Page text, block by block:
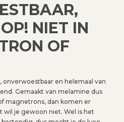
NIET IN
OF
onverwoestbaar en helemaal van
Gemaakt van melamine dus
magnetrons, dan komen er
wil je gewoon niet. Wel is het